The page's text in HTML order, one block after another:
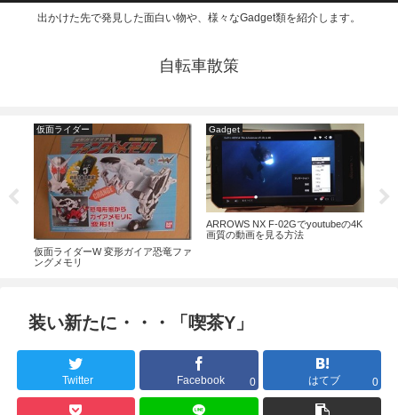
出かけた先で発見した面白い物や、様々なGadget類を紹介します。
自転車散策
仮面ライダー
仮面ライダーW 変形ガイア恐竜ファ
ングメモリ
Gadget
ARROWS NX F-02Gでyoutubeの4K
画質の動画を見る方法
装い新たに・・・「喫茶Y」
Twitter Facebook 0 はてブ 0